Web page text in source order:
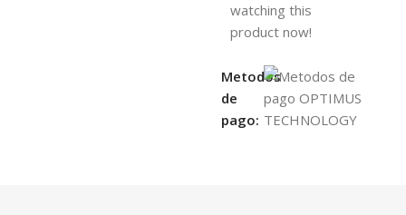
watching this
product now!
Metodos
de
pago: